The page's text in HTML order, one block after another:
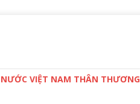
VIỆT NAM THÂN THƯƠNG